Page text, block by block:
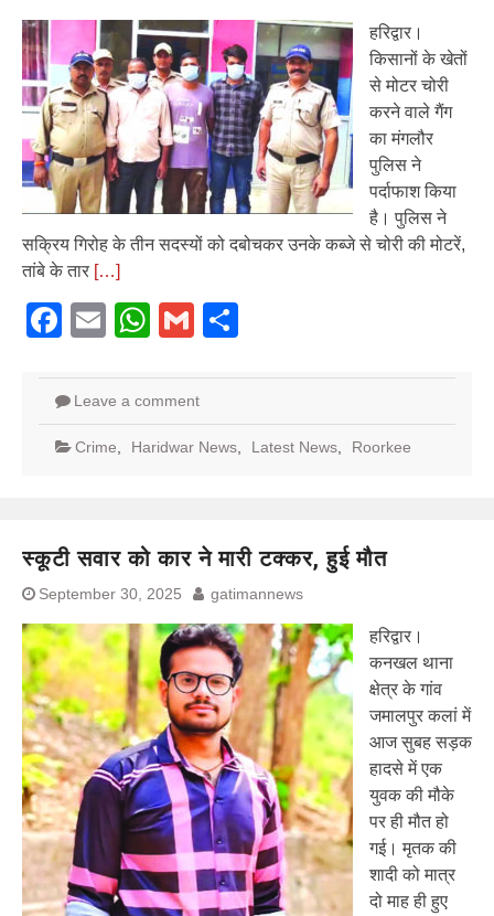
हरिद्वार।
किसानों के खेतों
से मोटर चोरी
करने वाले गैंग
का मंगलौर
पुलिस ने
पर्दाफाश किया
है। पुलिस ने
सक्रिय गिरोह के तीन सदस्यों को दबोचकर उनके कब्जे से चोरी की मोटरें,
तांबे के तार […]
Facebook
EmailWhatsApp
Gmail
Leave a comment
Crime Haridwar News Latest News Roorkee
स्कूटी सवार को कार ने मारी टक्कर, हुई मौत
September 30, 2025 gatimannews
हरिद्वार।
कनखल थाना
क्षेत्र के गांव
जमालपुर कलां में
आज सुबह सड़क
हादसे में एक
युवक की मौके
पर ही मौत हो
गई। मृतक की
शादी को मात्र
दो माह ही हुए